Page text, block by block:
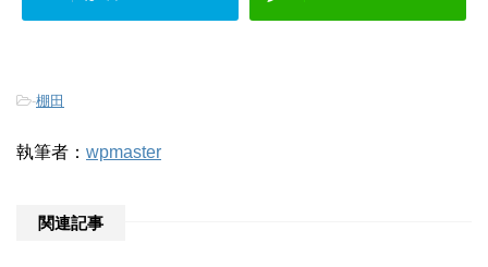
-棚田
執筆者： wpmaster
関連記事